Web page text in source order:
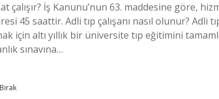
İş Kanunu’nun 63. maddesine göre,
45 saattir. Adli tıp çalışanı nasıl olunur?
için altı yıllık bir üniversite tıp eğitimini
sınavına…